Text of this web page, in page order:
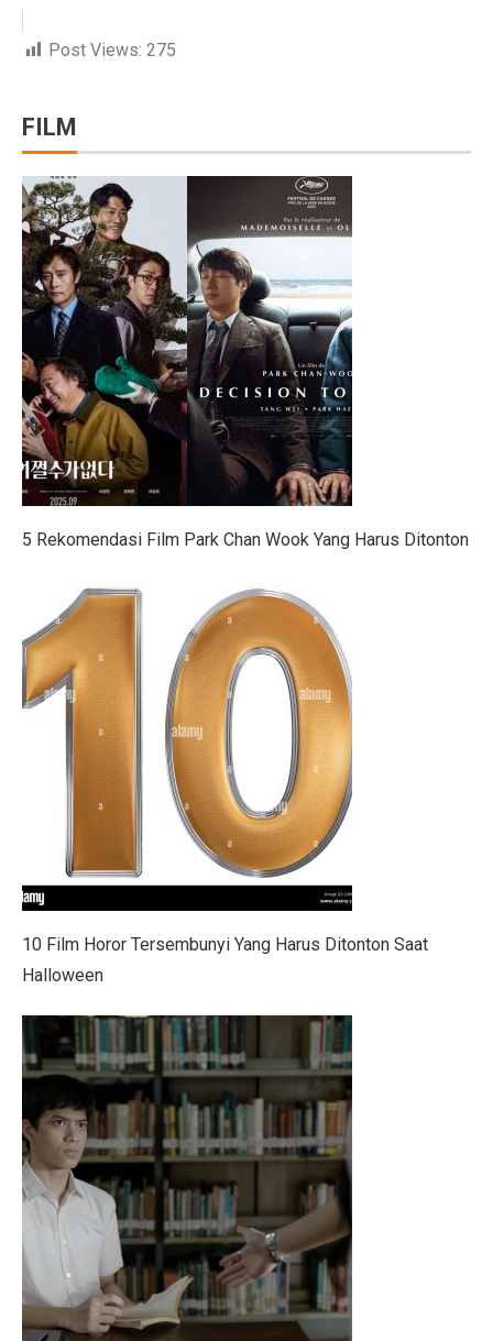
Harga Saham COIN Melonjak 3.000% Sejak IPO,
Tok, DPR Setujui Perubahan UU, Kementerian BUMN
Pengusaha Diminta Ikut Perkuat Restorasi Gambut di
Ramalan Zodiak Aries dan Taurus 2 Oktober 2025:
Asuransi Kaltim-Kaltara Mengalami Kontraksi, Literasi
Psikiater Tidak Cocok? Ini Tanda Kamu Butuh
Prakiraan Cuaca BMKG Hang Nadim Batam Hari Ini 2
5 Fakta Menarik Sejarah Kota Boston, Pusat Revolusi
Adu Sengit Grup Astra, Triputra & Saratoga dalam
50 Ucapan Selamat Hari Batik Nasional 2025 yang
4 Fakta Menarik Etnis Han, Penemu Kertas dan Tes
Film Rangga & Cinta, Kebangkitan Ada Apa Dengan
Kisah Cinta Enzy Storia dan Suami Diplomat yang
Sinopsis Film Spotlight 2015: Kekuatan Jurnalisme
Sinopsis Film Stand By Me (1986): Persahabatan,
Sinopsis Film Boyhood: Perjalanan dari Anak Kecil ke
4 Prinsip Keuangan Buffett yang Bebaskan Anda dari
Ramalan Zodiak Jumat 3 Oktober 2025: Kejutan di
Gerah Maksimal! Rahasia Panas Kota Pahlawan
Musim Hujan Datang, Waspadai Jamur Kaca Mobil,
Hujan Musim Normal, Tapi Tetap Waspada Bencana
Penelitian: Bencana Alam Ancam Kesejahteraan Eropa
Film Rangga & Cinta Tayang di Batam, Kali Pertama
Post Views: 275
FILM
5 Rekomendasi Film Park Chan Wook Yang Harus Ditonton
10 Film Horor Tersembunyi Yang Harus Ditonton Saat
Halloween